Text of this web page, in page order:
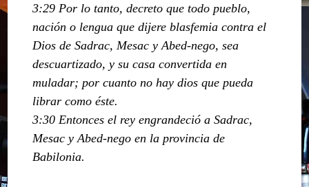
3:29 Por lo tanto, decreto que todo pueblo,
nación o lengua que dijere blasfemia contra el
Dios de Sadrac, Mesac y Abed-nego, sea
descuartizado, y su casa convertida en
muladar; por cuanto no hay dios que pueda
librar como éste.
3:30 Entonces el rey engrandeció a Sadrac,
Mesac y Abed-nego en la provincia de
Babilonia.